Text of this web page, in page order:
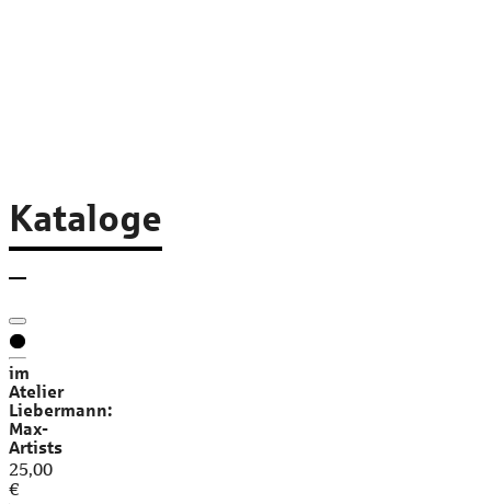
Kataloge
im
Atelier
Liebermann:
Max-
Artists
25,00
€